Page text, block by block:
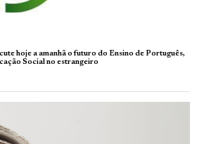
hoje a amanhã o futuro do Ensino de Português,
Social no estrangeiro